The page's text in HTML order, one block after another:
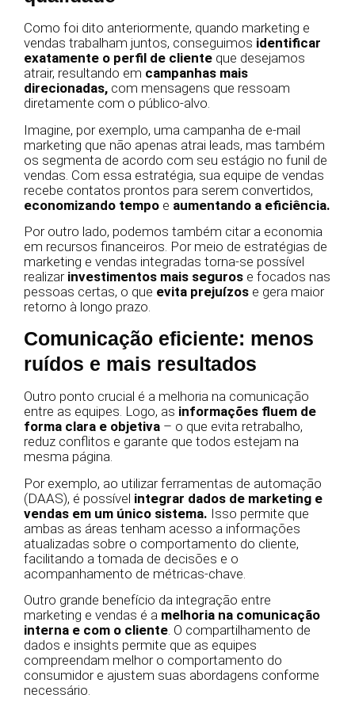
Como foi dito anteriormente, quando marketing e
vendas trabalham juntos, conseguimos identificar
exatamente o perfil de cliente que desejamos
atrair, resultando em campanhas mais
direcionadas, com mensagens que ressoam
diretamente com o público-alvo.
Imagine, por exemplo, uma campanha de e-mail
marketing que não apenas atrai leads, mas também
os segmenta de acordo com seu estágio no funil de
vendas. Com essa estratégia, sua equipe de vendas
recebe contatos prontos para serem convertidos,
economizando tempo e aumentando a eficiência.
Por outro lado, podemos também citar a economia
em recursos financeiros. Por meio de estratégias de
marketing e vendas integradas torna-se possível
realizar investimentos mais seguros e focados nas
pessoas certas, o que evita prejuízos e gera maior
retorno à longo prazo.
Comunicação eficiente: menos
ruídos e mais resultados
Outro ponto crucial é a melhoria na comunicação
entre as equipes. Logo, as informações fluem de
forma clara e objetiva – o que evita retrabalho,
reduz conflitos e garante que todos estejam na
mesma página.
Por exemplo, ao utilizar ferramentas de automação
(DAAS), é possível integrar dados de marketing e
vendas em um único sistema. Isso permite que
ambas as áreas tenham acesso a informações
atualizadas sobre o comportamento do cliente,
facilitando a tomada de decisões e o
acompanhamento de métricas-chave.
Outro grande benefício da integração entre
marketing e vendas é a melhoria na comunicação
interna e com o cliente. O compartilhamento de
dados e insights permite que as equipes
compreendam melhor o comportamento do
consumidor e ajustem suas abordagens conforme
necessário.